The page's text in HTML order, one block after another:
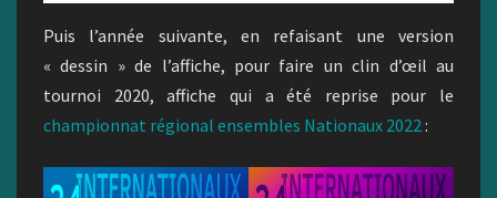
Puis l’année suivante, en refaisant une version
« dessin » de l’affiche, pour faire un clin d’œil au
tournoi 2020, affiche qui a été reprise pour le
championnat régional ensembles Nationaux 2022: